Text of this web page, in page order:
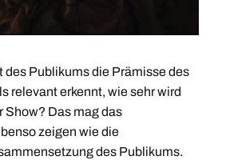
des Publikums die Prämisse des
relevant erkennt, wie sehr wird
Show? Das mag das
zeigen wie die
des Publikums.